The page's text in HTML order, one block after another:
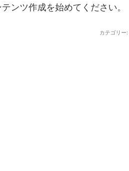
ンツ作成を始めてください。
カテゴリー: